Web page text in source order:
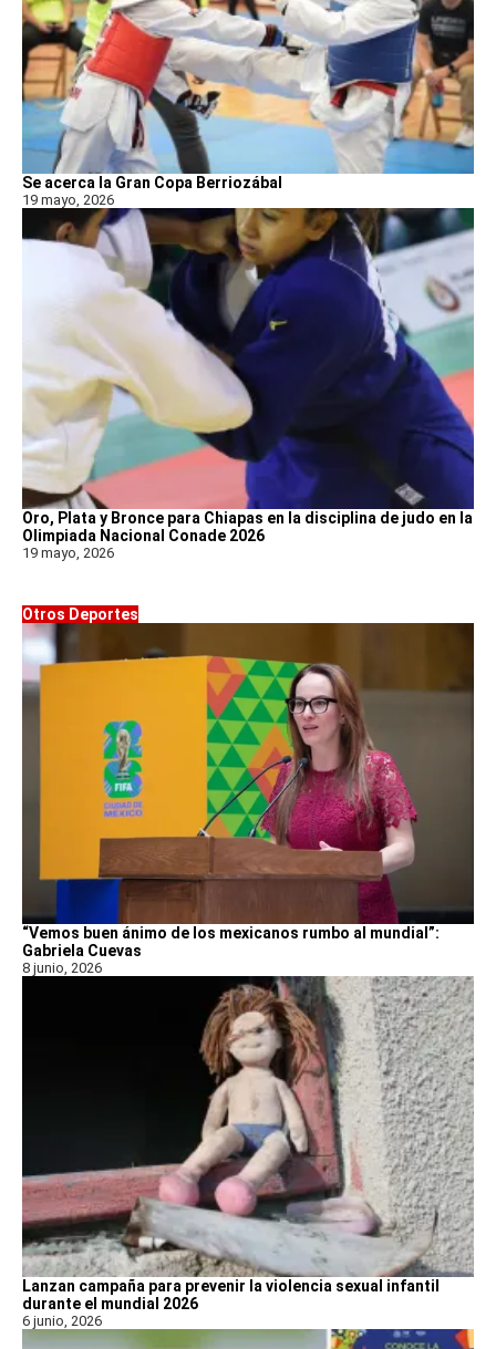
Se acerca la Gran Copa Berriozábal
19 mayo, 2026
Oro, Plata y Bronce para Chiapas en la disciplina de judo en la
Olimpiada Nacional Conade 2026
19 mayo, 2026
Otros Deportes
“Vemos buen ánimo de los mexicanos rumbo al mundial”:
Gabriela Cuevas
8 junio, 2026
Lanzan campaña para prevenir la violencia sexual infantil
durante el mundial 2026
6 junio, 2026